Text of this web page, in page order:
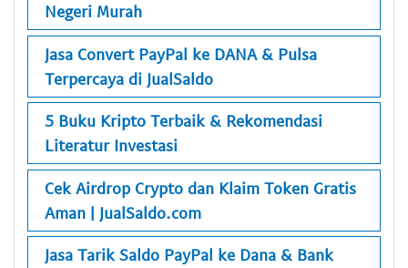
Negeri Murah
Jasa Convert PayPal ke DANA & Pulsa
Terpercaya di JualSaldo
5 Buku Kripto Terbaik & Rekomendasi
Literatur Investasi
Cek Airdrop Crypto dan Klaim Token Gratis
Aman | JualSaldo.com
Jasa Tarik Saldo PayPal ke Dana & Bank